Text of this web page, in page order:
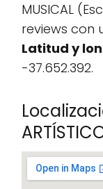
MUSICAL
reviews con
Latitud y
-37.652.392.